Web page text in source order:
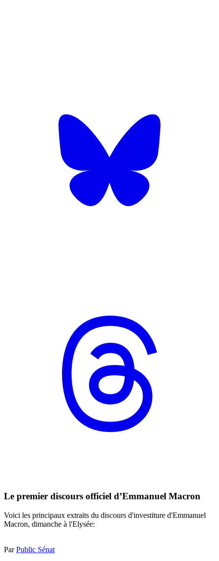
Le premier discours officiel d’Emmanuel Macron
Voici les principaux extraits du discours d'investiture d'Emmanuel
Macron, dimanche à l'Elysée:
ParPublic Sénat